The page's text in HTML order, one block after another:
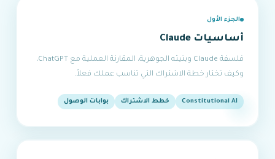
الجزء الأول
أساسيات Claude
فلسفة Claude وبنيته الجوهرية، المقارنة العملية مع ChatGPT،
وكيف تختار خطة الاشتراك التي تناسب عملك فعلاً.
Constitutional AI خطط الاشتراك بوابات الوصول